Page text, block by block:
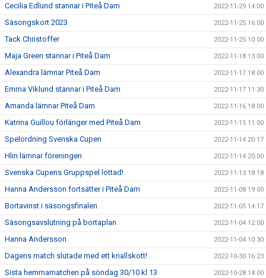
Cecilia Edlund stannar i Piteå Dam 2022-11-29 14:00
Säsongskort 2023 2022-11-25 16:00
Tack Christoffer 2022-11-25 10:00
Maja Green stannar i Piteå Dam 2022-11-18 13:00
Alexandra lämnar Piteå Dam 2022-11-17 18:00
Emma Viklund stannar i Piteå Dam 2022-11-17 11:30
Amanda lämnar Piteå Dam 2022-11-16 18:00
Katrina Guillou förlänger med Piteå Dam 2022-11-15 11:00
Spelordning Svenska Cupen 2022-11-14 20:17
Hlin lämnar föreningen 2022-11-14 20:00
Svenska Cupens Gruppspel lottad! 2022-11-13 18:18
Hanna Andersson fortsätter i Piteå Dam 2022-11-08 19:00
Bortavinst i säsongsfinalen 2022-11-05 14:17
Säsongsavslutning på bortaplan 2022-11-04 12:00
Hanna Andersson 2022-11-04 10:30
Dagens match slutade med ett knallskott! 2022-10-30 16:23
Sista hemmamatchen på söndag 30/10 kl 13 2022-10-28 14:00